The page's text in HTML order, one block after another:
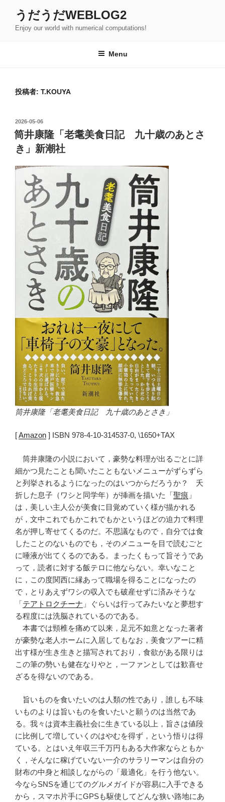
content
うだうだWEBLOG2
Enjoy our world with numerical computations!
Menu
投稿者: T.KOUYA
POSTED
ON
2026-05-06
筒井康隆「老耄美食日記 九十歳のあとさ
き」新潮社
筒井康隆「老耄美食日記 九十歳のあとさき」
[Amazon ] ISBN 978-4-10-314537-0, \1650+TAX
筒井康隆の小説において，豪勢な料理が出るごとに詳
細かつ見たことも聞いたこともないメニューがずらずら
と列挙されるようになったのはいつからだろうか？ 夭
折した息子（ワシと同学年）が挿画を描いた「聖痕 」
は，美しい主人公が美食に目覚めていく様が描かれる
が，文中これでもかこれでもかというほどの迫力で料理
名が押し寄せてくるのだ。不思議なもので，自分では食
したことのないものでも，そのメニューを目で読むごと
に唾液が出てくるのである。まったくもって旨そうであ
って，読者に対する飯テロに他ならない。幸いなこと
に，この度関西に縁あって職場を得ることになったの
で，とりあえずワシの収入でも破産せずに済みそうな
「テアトロクチーナ 」ぐらいは行ってみたいなと夢想す
る程度には洗脳されているのである。
本書では頸椎を痛めて以来，足元不如意となった著者
が豪勢な老人ホームに入居してもなお，美食ツアーに精
出す様が生き生きと描写されており，食欲がある限りは
この筆の勢いも健在なりやと，一ファンとしては歓喜せ
ざるを得ないのである。
旨いものを食いたいのは人類の性であり，誰しも不味
いものよりは旨いものを食いたいと願うのは当然であ
る。我々は資本主義社会に生きている以上，旨さは値段
に比例して増していくのはやむを得ず，という悟りは得
ている。とはいえ年収三千万円もある大作家ならともか
く，そんなに稼げていない一介のサラリーマンは自分の
財布の中身と相談しながらの「最適化」を行う他ない。
今ならSNSを通じてのグルメガイドが容易に入手できる
から，スマホ片手にGPSも駆使してどんな狭い路地にあ